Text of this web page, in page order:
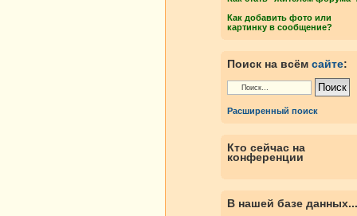
Как добавить фото или
картинку в сообщение?
Поиск на всём сайте:
Расширенный поиск
Кто сейчас на
конференции
В нашей базе данных...